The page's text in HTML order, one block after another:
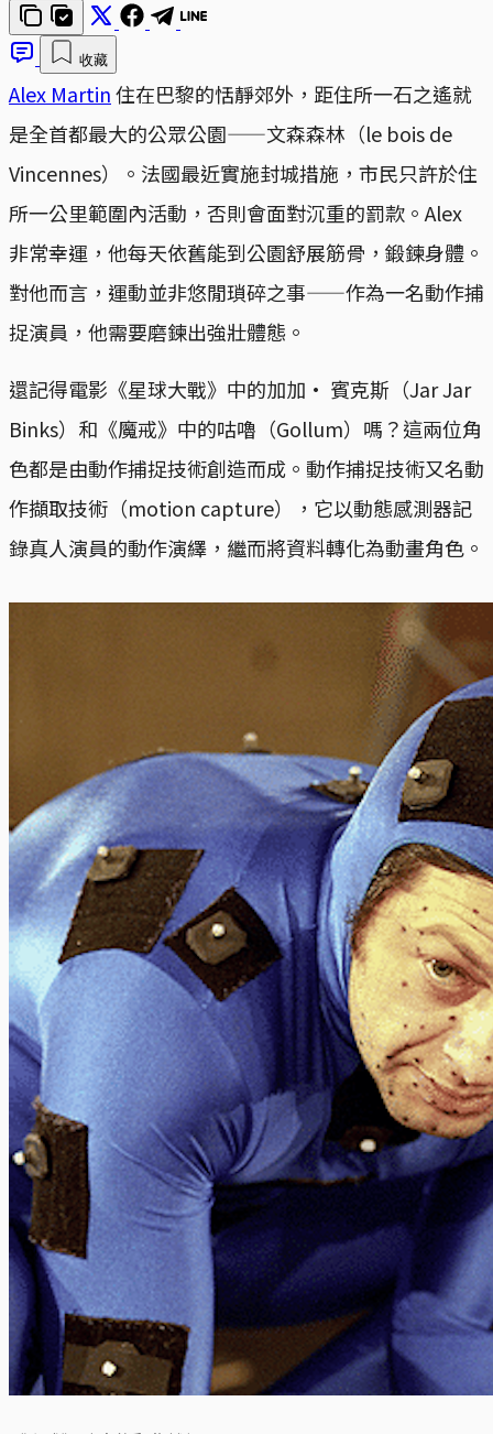
收藏
Alex Martin住在巴黎的恬靜郊外，距住所一石之遙就
是全首都最大的公眾公園——文森森林（le bois de
Vincennes）。法國最近實施封城措施，市民只許於住
所一公里範圍內活動，否則會面對沉重的罰款。Alex
非常幸運，他每天依舊能到公園舒展筋骨，鍛鍊身體。
對他而言，運動並非悠閒瑣碎之事——作為一名動作捕
捉演員，他需要磨鍊出強壯體態。
還記得電影《星球大戰》中的加加· 賓克斯（Jar Jar
Binks）和《魔戒》中的咕嚕（Gollum）嗎？這兩位角
色都是由動作捕捉技術創造而成。動作捕捉技術又名動
作擷取技術（motion capture），它以動態感測器記
錄真人演員的動作演繹，繼而將資料轉化為動畫角色。